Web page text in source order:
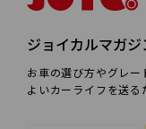
ジョイカルマガジ
お車の選び方やグレー
よいカーライフを送る